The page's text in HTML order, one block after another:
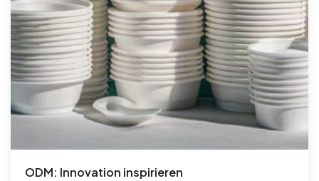
ODM: Innovation inspirieren